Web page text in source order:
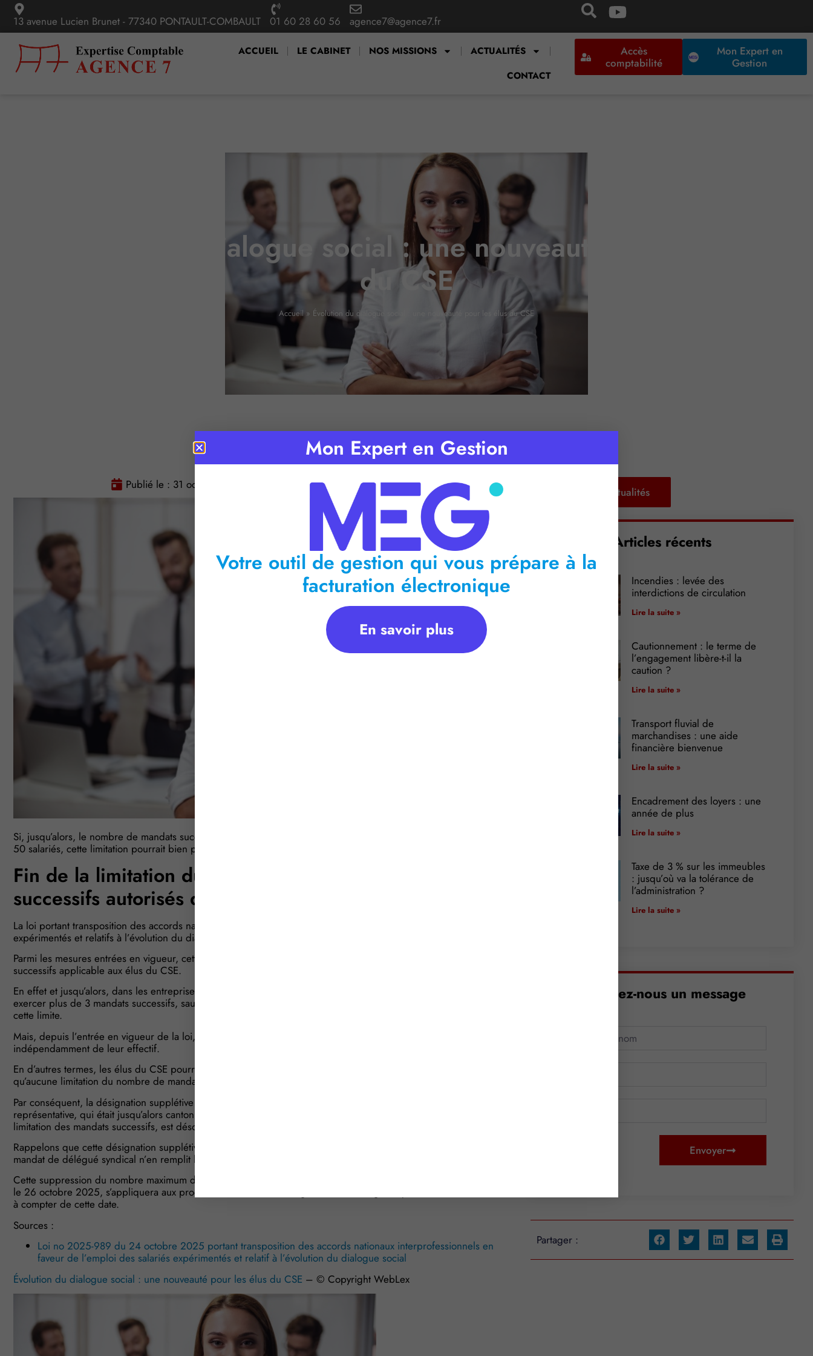
13 avenue Lucien Brunet - 77340 PONTAULT-COMBAULT 01 60 28 60 56 agence7@agence7.fr
ACCUEIL LE CABINET NOS MISSIONS
ACTUALITÉS
CONTACT
Accès
comptabilité
Mon Expert en
Gestion
Évolution du dialogue social : une nouveauté pour les élus
du CSE
Accueil» Évolution du dialogue social : une nouveauté pour les élus du CSE
Publié le : 31 octobre 2025 Temps de lecture : minutes
Si, jusqu’alors, le nombre de mandats successifs d’élus au CSE est limité à 3 dans les entreprises de plus de
50 salariés, cette limitation pourrait bien prendre fin. Pour quelles conséquences et à partir de quand ?
Fin de la limitation du nombre de mandats CSE
successifs autorisés dans l’entreprise !
La loi portant transposition des accords nationaux interprofessionnels en faveur de l’emploi des salariés
expérimentés et relatifs à l’évolution du dialogue social vient d’être publiée.
Parmi les mesures entrées en vigueur, cette loi officialise la suppression de la limitation de 3 mandats
successifs applicable aux élus du CSE.
En effet et jusqu’alors, dans les entreprises employant au moins 50 salariés, un élu du CSE ne peut pas
exercer plus de 3 mandats successifs, sauf si le protocole d’accord préélectoral prévoit la possibilité de lever
cette limite.
Mais, depuis l’entrée en vigueur de la loi, cette limitation a été supprimée pour toutes les entreprises,
indépendamment de leur effectif.
En d’autres termes, les élus du CSE pourront donc se présenter à chaque nouveau cycle électoral sans
qu’aucune limitation du nombre de mandats successifs possibles n’empêche leur candidature.
Par conséquent, la désignation supplétive de délégués syndicaux par une organisation syndicale
représentative, qui était jusqu’alors cantonnée aux seuls anciens élus ne pouvant plus se présenter du fait de la
limitation des mandats successifs, est désormais ouverte à tous les anciens élus.
Rappelons que cette désignation supplétive de délégué syndical est celle qui existe lorsqu’aucun candidat au
mandat de délégué syndical n’en remplit les conditions ou ne se porte volontaire pour ce faire.
Cette suppression du nombre maximum de mandats successifs, désormais prévue par la loi, effective depuis
le 26 octobre 2025, s’appliquera aux prochaines élections et désignations de délégués syndicaux intervenant
à compter de cette date.
Sources :
Loi no 2025-989 du 24 octobre 2025 portant transposition des accords nationaux interprofessionnels en
faveur de l’emploi des salariés expérimentés et relatif à l’évolution du dialogue social
Évolution du dialogue social : une nouveauté pour les élus du CSE – © Copyright WebLex
Retour aux actualités
Articles récents
Incendies : levée des
interdictions de circulation
Lire la suite »
Cautionnement : le terme de
l’engagement libère-t-il la
caution ?
Lire la suite »
Transport fluvial de
marchandises : une aide
financière bienvenue
Lire la suite »
Encadrement des loyers : une
année de plus
Lire la suite »
Taxe de 3 % sur les immeubles
: jusqu’où va la tolérance de
l’administration ?
Lire la suite »
Envoyez-nous un message
Envoyer
Partager :
Mon Expert en Gestion
Votre outil de gestion qui vous prépare à la
facturation électronique
En savoir plus